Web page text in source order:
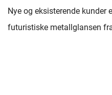
Nye og eksisterende kunder
futuristiske metallglansen